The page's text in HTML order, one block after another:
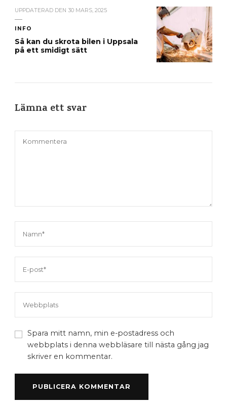
UPPDATERAD DEN 30 MARS, 2025
INFO
Så kan du skrota bilen i Uppsala
på ett smidigt sätt
Lämna ett svar
Spara mitt namn, min e-postadress och
webbplats i denna webbläsare till nästa gång jag
skriver en kommentar.